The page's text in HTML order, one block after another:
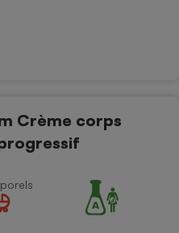
Crème corps